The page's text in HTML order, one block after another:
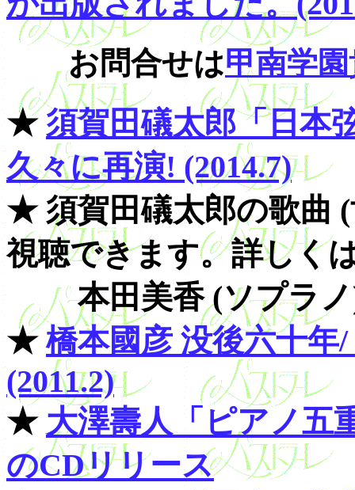
お問合せは甲南学
★ 須賀田礒太郎「日本
久々に再演! (2014.7)
★ 須賀田礒太郎の歌曲
視聴できます。詳しく
本田美香 (ソプラノ
★橋本國彦 没後六十年
(2011.2)
★ 大澤壽人「ピアノ五
のCDリリース